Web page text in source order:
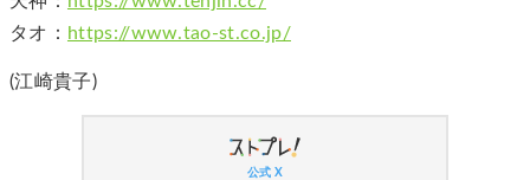
タオ： https://www.tao-st.co.jp/
(江崎貴子)
公式 X